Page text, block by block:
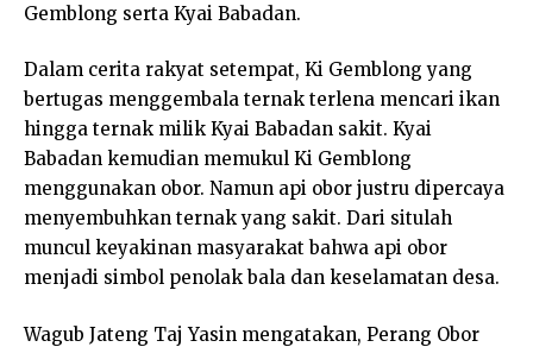
Gemblong serta Kyai Babadan.
Dalam cerita rakyat setempat, Ki Gemblong yang
bertugas menggembala ternak terlena mencari ikan
hingga ternak milik Kyai Babadan sakit. Kyai
Babadan kemudian memukul Ki Gemblong
menggunakan obor. Namun api obor justru dipercaya
menyembuhkan ternak yang sakit. Dari situlah
muncul keyakinan masyarakat bahwa api obor
menjadi simbol penolak bala dan keselamatan desa.
Wagub Jateng Taj Yasin mengatakan, Perang Obor